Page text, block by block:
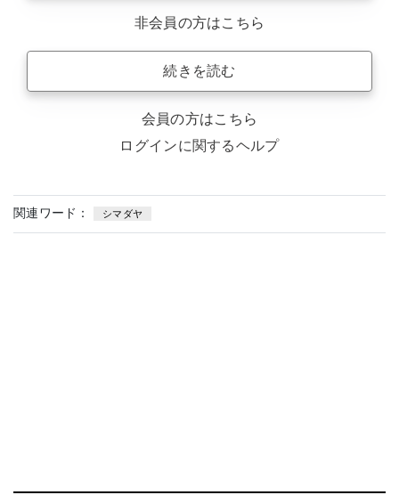
非会員の方はこちら
続きを読む
会員の方はこちら
ログインに関するヘルプ
関連ワード： シマダヤ